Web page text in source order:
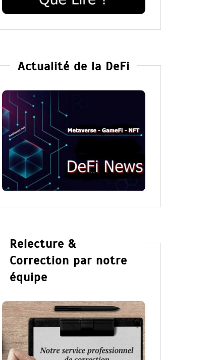
Dans Romance
Actualité de la DeFi
Relecture &
Correction par notre
équipe